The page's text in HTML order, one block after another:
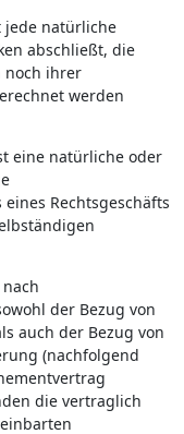
jede natürliche
abschließt, die
noch ihrer
werden
eine natürliche oder
Rechtsgeschäfts
der Bezug von
auch der Bezug von
(nachfolgend
die vertraglich